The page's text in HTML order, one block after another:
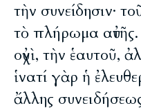
τὴν συνείδησιν·
τὸ πλήρωμα αὐτῆς.
οὐχὶ, τὴν ἑαυτοῦ,
ἱνατί γὰρ ἡ
ἄλλης